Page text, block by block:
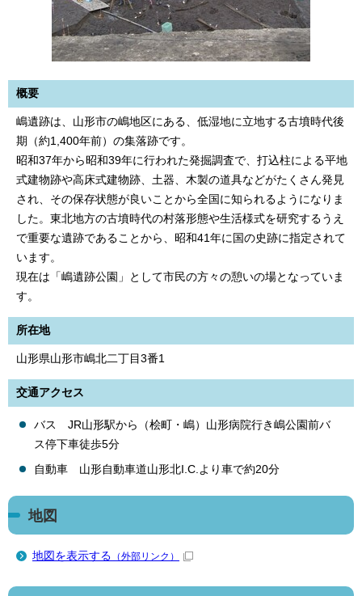
概要
嶋遺跡は、山形市の嶋地区にある、低湿地に立地する古墳時代後
期（約1,400年前）の集落跡です。
昭和37年から昭和39年に行われた発掘調査で、打込柱による平地
式建物跡や高床式建物跡、土器、木製の道具などがたくさん発見
され、その保存状態が良いことから全国に知られるようになりま
した。東北地方の古墳時代の村落形態や生活様式を研究するうえ
で重要な遺跡であることから、昭和41年に国の史跡に指定されて
います。
現在は「嶋遺跡公園」として市民の方々の憩いの場となっていま
す。
所在地
山形県山形市嶋北二丁目3番1
交通アクセス
バス JR山形駅から（桧町・嶋）山形病院行き嶋公園前バ
ス停下車徒歩5分
自動車 山形自動車道山形北I.C.より車で約20分
地図
地図を表示する （外部リンク）